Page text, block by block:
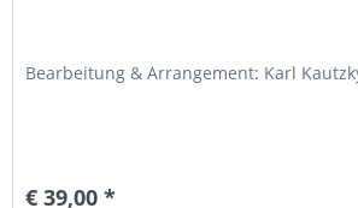
Bearbeitung & Arrangement: Karl
€ 39,00 *